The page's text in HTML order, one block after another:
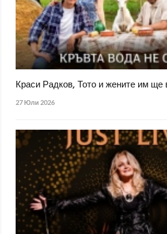
Краси Радков, Тото и жените им ще
27 Юли 2026